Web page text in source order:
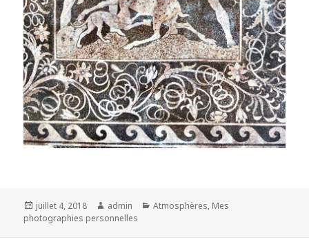
Posted
on
juillet 4, 2018 Author
admin Categories
Atmosphères, Mes
photographies personnelles